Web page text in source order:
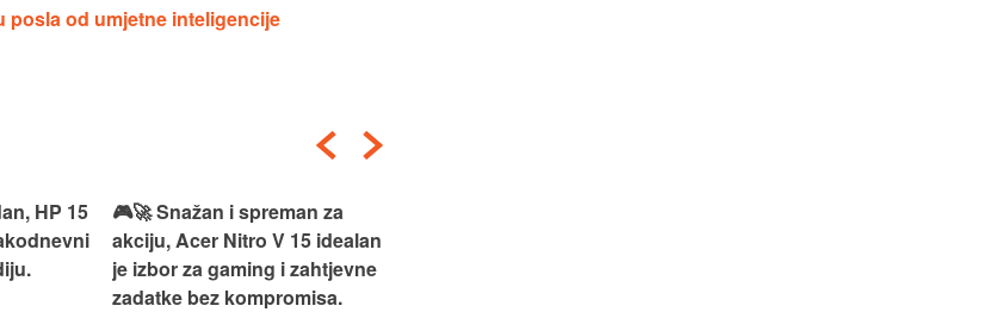
posla od umjetne inteligencije
HP 15
🎮🚀 Snažan i spreman za
akciju, Acer Nitro V 15 idealan
je izbor za gaming i zahtjevne
zadatke bez kompromisa.